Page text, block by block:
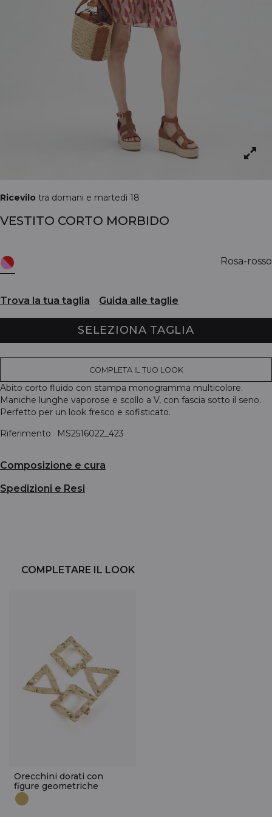
Ricevilo tra domani e martedì 18
VESTITO CORTO MORBIDO
Rosa-rosso
Trova la tua taglia Guida alle taglie
SELEZIONA TAGLIA
COMPLETA IL TUO LOOK
Abito corto fluido con stampa monogramma multicolore.
Maniche lunghe vaporose e scollo a V, con fascia sotto il seno.
Perfetto per un look fresco e sofisticato.
Riferimento
MS2516022_423
Composizione e cura
Spedizioni e Resi
COMPLETARE IL LOOK
Orecchini dorati con
figure geometriche